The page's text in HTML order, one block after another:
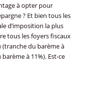
à opter pour
? Et bien tous les
d’imposition la plus
tous les foyers fiscaux
du barème à
à 11%). Est-ce